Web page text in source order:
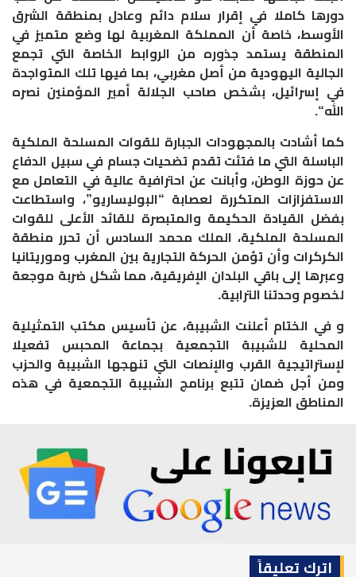
دورها كاملا في إقرار سلام دائم وعادل بمنطقة الشرق
الأوسط، خاصة أن المملكة المغربية لها وضع متميز في
المنطقة يستمد جذوره من الروابط الخاصة التي تجمع
الجالية اليهودية من أصل مغربي، بما فيها تلك المتواجدة
في إسرائيل، بشخص صاحب الجلالة أمير المؤمنين نصره
الله“.
كما أشادت بالمجهودات الجبارة للقوات المسلحة الملكية
الباسلة التي ما فتئت تقدم تضحيات جسام في سبيل الدفاع
عن حوزة الوطن، وأبانت عن احترافية عالية في التعامل مع
الاستفزازات المتكررة لعصابة “البوليساريو”، واستطاعت
بفضل القيادة الحكيمة والمتبصرة للقائد الأعلى للقوات
المسلحة الملكية، الملك محمد السادس أن تحرر منطقة
الكركرات وأن تؤمن الحركة التجارية بين المغرب وموريتانيا
وعبرها إلى باقي البلدان الإفريقية، مما شكل ضربة موجعة
لخصوم وحدتنا الترابية.
و في الختام أعلنت الشبيبة، عن تأسيس مكتب التمثيلية
المحلية للشبيبة التجمعية بجماعة المحبس تفعيلا
لإستراتيجية القرب والإنصات التي تنهجها الشبيبة والحزب
ومن أجل ضمان تتبع برنامج الشبيبة التجمعية في هذه
المناطق العزيزة.
اترك تعليقاً